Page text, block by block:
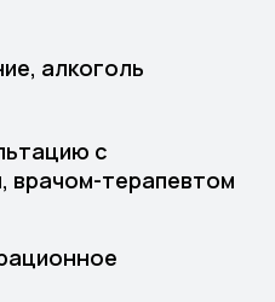
алкоголь
с
врачом-терапевтом